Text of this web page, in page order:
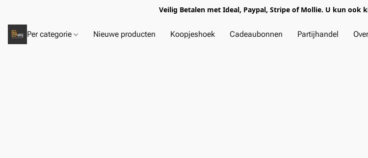
Veilig Betalen met Ideal, Paypal, Stripe of Mollie. U kun ook
Per categorie Nieuwe producten Koopjeshoek Cadeaubonnen Partijhandel